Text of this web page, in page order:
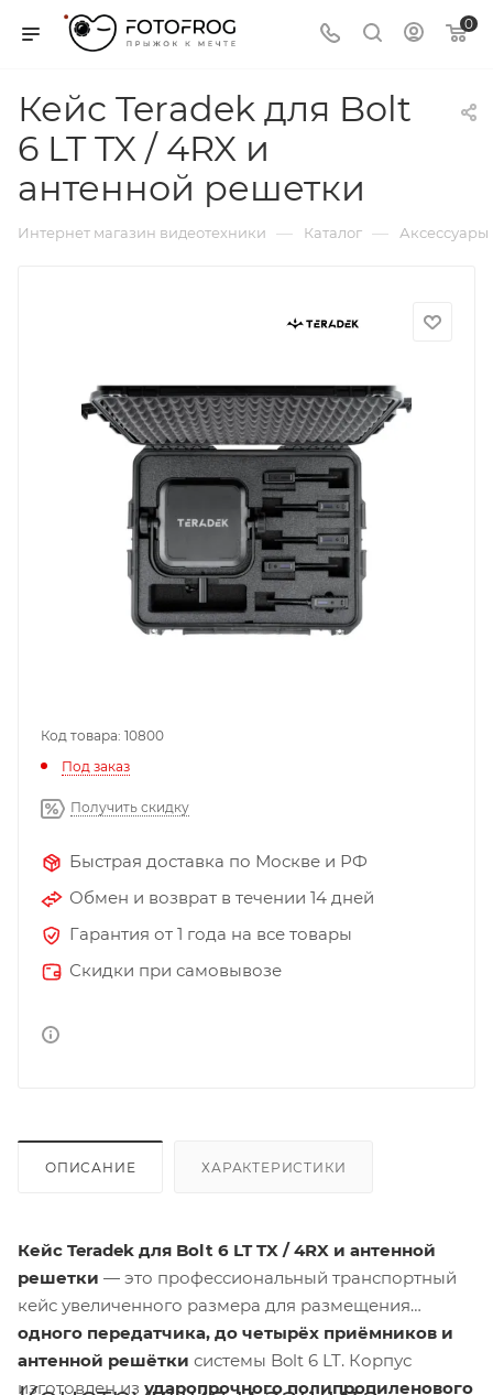
0
Кейс Teradek для Bolt
6 LT TX / 4RX и
антенной решетки
Интернет магазин видеотехники — Каталог — Аксессуары
Код товара: 10800
Под заказ
Получить скидку
Быстрая доставка по Москве и РФ
Обмен и возврат в течении 14 дней
Гарантия от 1 года на все товары
Скидки при самовывозе
ОПИСАНИЕ ХАРАКТЕРИСТИКИ
Кейс Teradek для Bolt 6 LT TX / 4RX и антенной
решетки — это профессиональный транспортный
кейс увеличенного размера для размещения
одного передатчика, до четырёх приёмников и
антенной решётки системы Bolt 6 LT. Корпус
изготовлен из ударопрочного полипропиленового